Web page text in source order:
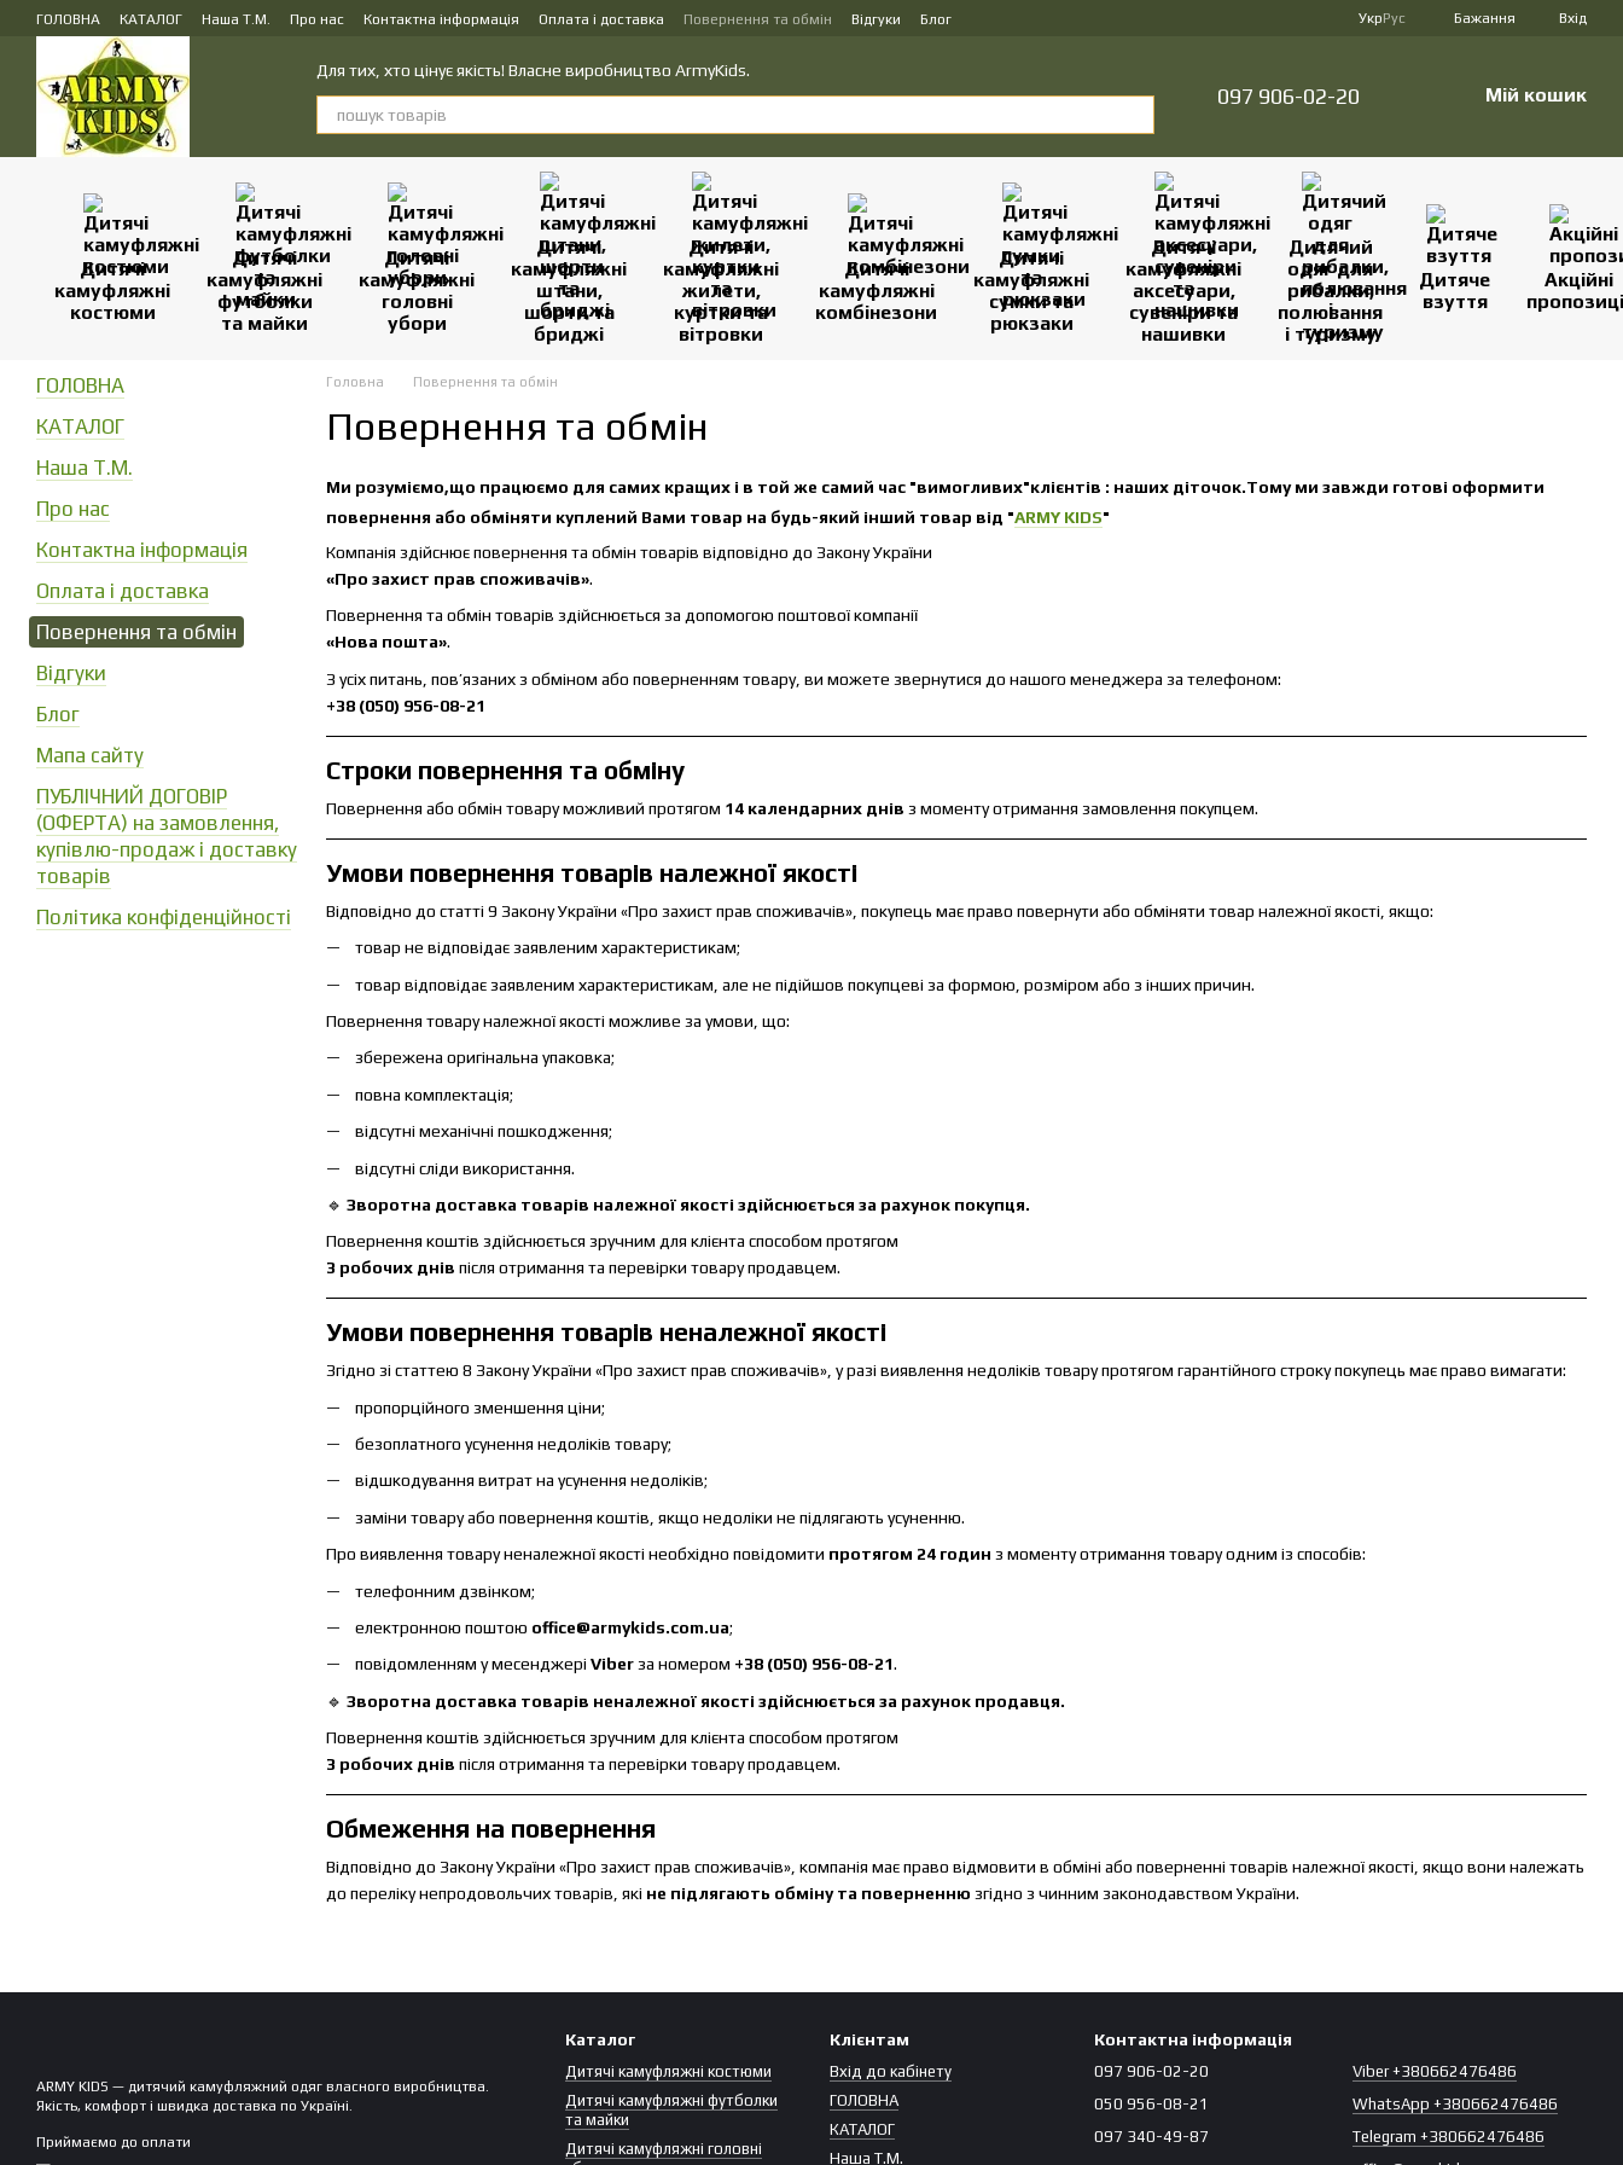
Перейти до основного контенту
ГОЛОВНА КАТАЛОГ Наша Т.М. Про нас Контактна інформація Оплата і доставка Повернення та обмін Відгуки
Блог
ПУБЛІЧНИЙ ДОГОВІР (ОФЕРТА) на замовлення, купівлю-продаж і доставку товарів
УкрРус Бажання Вхід
Для тих, хто цінує якість! Власне виробництво ArmyKids.
097 906-02-20 Мій кошик
Дитячі
камуфляжні
костюми
Дитячі
камуфляжні
футболки
та майки
Дитячі
камуфляжні
головні
убори
Дитячі
камуфляжні
штани,
шорти та
бриджі
Дитячі
камуфляжні
жилети,
куртки та
вітровки
Дитячі
камуфляжні
комбінезони
Дитячі
камуфляжні
сумки та
рюкзаки
Дитячі
камуфляжні
аксесуари,
сувеніри та
нашивки
Дитячий
одяг для
рибалки,
полювання
і туризму
Дитяче
взуття
Акційні
Головна Повернення та обмін
Повернення та обмін
Ми розуміємо,що працюємо для самих кращих і в той же самий час "вимогливих"клієнтів : наших діточок.Тому ми завжди готові оформити
повернення або обміняти куплений Вами товар на будь-який інший товар від "ARMY KIDS"
Компанія здійснює повернення та обмін товарів відповідно до Закону України
«Про захист прав споживачів».
Повернення та обмін товарів здійснюється за допомогою поштової компанії
«Нова пошта».
З усіх питань, пов’язаних з обміном або поверненням товару, ви можете звернутися до нашого менеджера за телефоном:
+38 (050) 956-08-21
Строки повернення та обміну
Повернення або обмін товару можливий протягом 14 календарних днів з моменту отримання замовлення покупцем.
Умови повернення товарів належної якості
Відповідно до статті 9 Закону України «Про захист прав споживачів», покупець має право повернути або обміняти товар належної якості, якщо:
товар не відповідає заявленим характеристикам;
товар відповідає заявленим характеристикам, але не підійшов покупцеві за формою, розміром або з інших причин.
Повернення товару належної якості можливе за умови, що:
збережена оригінальна упаковка;
повна комплектація;
відсутні механічні пошкодження;
відсутні сліди використання.
🔹 Зворотна доставка товарів належної якості здійснюється за рахунок покупця.
Повернення коштів здійснюється зручним для клієнта способом протягом
3 робочих днів після отримання та перевірки товару продавцем.
Умови повернення товарів неналежної якості
Згідно зі статтею 8 Закону України «Про захист прав споживачів», у разі виявлення недоліків товару протягом гарантійного строку покупець має право вимагати:
пропорційного зменшення ціни;
безоплатного усунення недоліків товару;
відшкодування витрат на усунення недоліків;
заміни товару або повернення коштів, якщо недоліки не підлягають усуненню.
Про виявлення товару неналежної якості необхідно повідомити протягом 24 годин з моменту отримання товару одним із способів:
телефонним дзвінком;
електронною поштою office@armykids.com.ua;
повідомленням у месенджері Viberза номером +38 (050) 956-08-21.
🔹 Зворотна доставка товарів неналежної якості здійснюється за рахунок продавця.
Повернення коштів здійснюється зручним для клієнта способом протягом
3 робочих днів після отримання та перевірки товару продавцем.
Обмеження на повернення
Відповідно до Закону України «Про захист прав споживачів», компанія має право відмовити в обміні або поверненні товарів належної якості, якщо вони належать
до переліку непродовольчих товарів, які не підлягають обміну та поверненню згідно з чинним законодавством України.
ГОЛОВНА
КАТАЛОГ
Наша Т.М.
Про нас
Контактна інформація
Оплата і доставка
Повернення та обмін
Відгуки
Блог
Мапа сайту
ПУБЛІЧНИЙ ДОГОВІР
(ОФЕРТА) на замовлення,
купівлю-продаж і доставку
товарів
Політика конфіденційності
ARMY KIDS — дитячий камуфляжний одяг власного виробництва.
Якість, комфорт і швидка доставка по Україні.
Приймаємо до оплати
Каталог
Дитячі камуфляжні костюми
Дитячі камуфляжні футболки
та майки
Дитячі камуфляжні головні
Клієнтам
Вхід до кабінету
ГОЛОВНА
КАТАЛОГ
Наша Т.М.
Контактна інформація
097 906-02-20
050 956-08-21
097 340-49-87
Viber +380662476486
WhatsApp +380662476486
Telegram +380662476486